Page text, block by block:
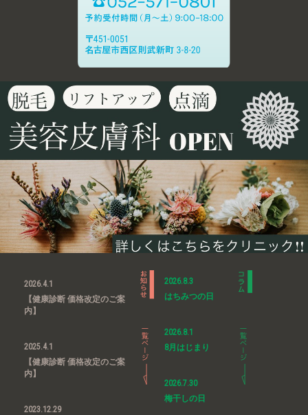
2026.4.1
【健康診断 価格改定のご案
内】
2025.4.1
【健康診断 価格改定のご案
内】
2023.12.29
2026.8.3
はちみつの日
2026.8.1
8月はじまり
2026.7.30
梅干しの日